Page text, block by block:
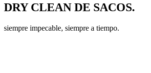
DRY CLEAN DE SACOS.
siempre impecable, siempre a tiempo.